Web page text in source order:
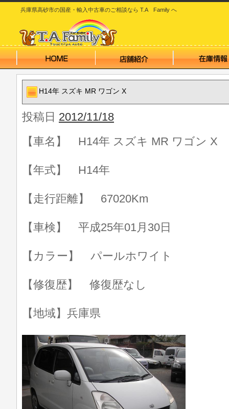
兵庫県高砂市の国産・輸入中古車のご相談なら T.A Family へ
H14年 スズキ MR ワゴン X
投稿日 2012/11/18
【車名】 H14年 スズキ MR ワゴン X
【年式】 H14年
【走行距離】 67020Km
【車検】 平成25年01月30日
【カラー】 パールホワイト
【修復歴】 修復歴なし
【地域】兵庫県